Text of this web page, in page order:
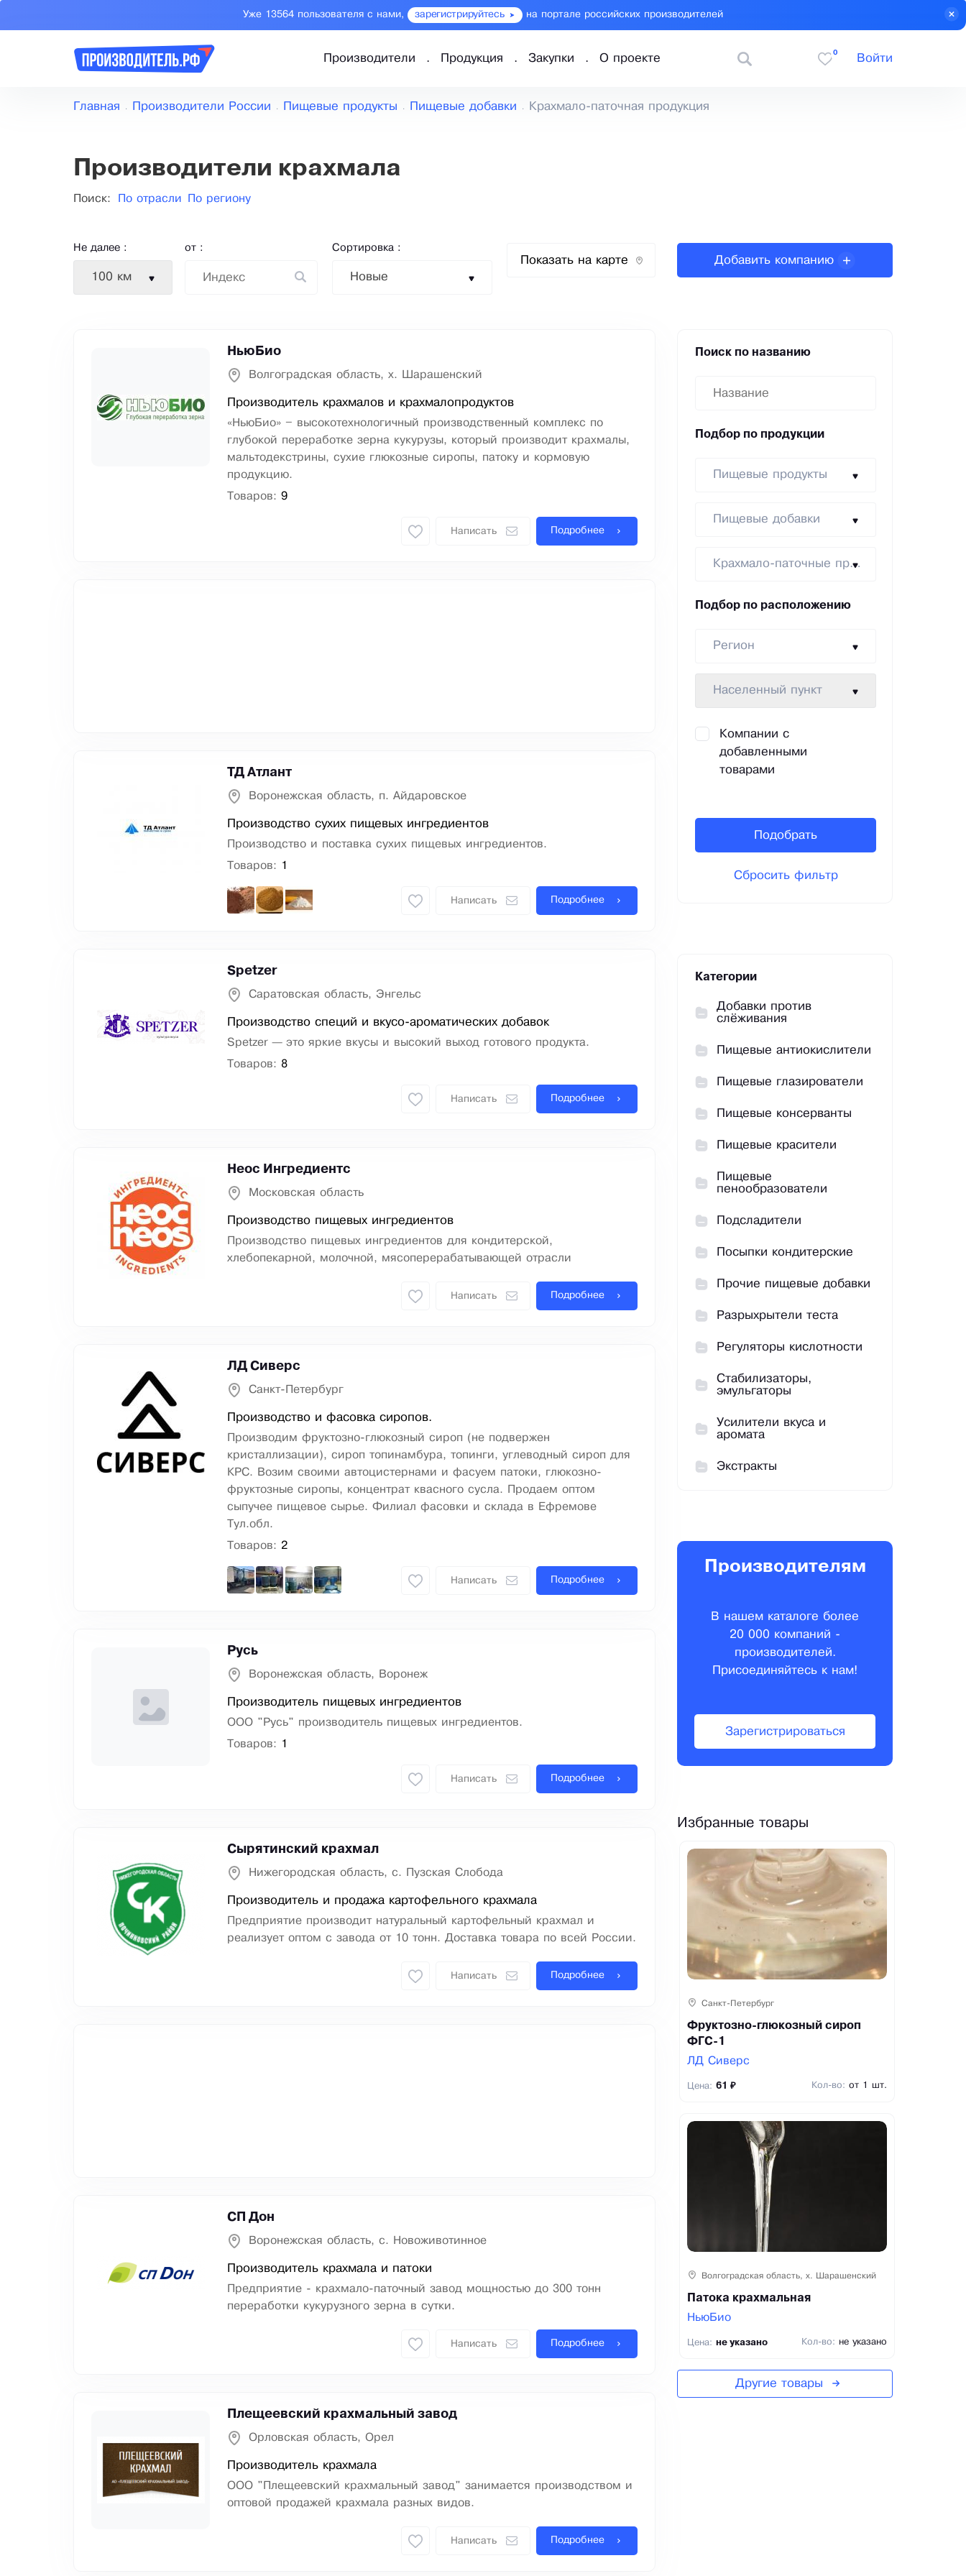
Уже 13564 пользователя с нами, зарегистрируйтесь на портале российских производителей
Производители Продукция Закупки О проекте
0
Войти
Главная Производители России Пищевые продукты Пищевые добавки Крахмало-паточная продукция
Производители крахмала
Поиск: По отрасли По региону
Не далее :
100 км
от : Сортировка :
Новые
Показать на карте Добавить компанию
НьюБио
Волгоградская область, х. Шарашенский
Производитель крахмалов и крахмалопродуктов
«НьюБио» – высокотехнологичный производственный комплекс по
глубокой переработке зерна кукурузы, который производит крахмалы,
мальтодекстрины, сухие глюкозные сиропы, патоку и кормовую
продукцию.
Товаров: 9
Написать Подробнее
ТД Атлант
Воронежская область, п. Айдаровское
Производство сухих пищевых ингредиентов
Производство и поставка сухих пищевых ингредиентов.
Товаров: 1
Написать Подробнее
Spetzer
Саратовская область, Энгельс
Производство специй и вкусо-ароматических добавок
Spetzer — это яркие вкусы и высокий выход готового продукта.
Товаров: 8
Написать Подробнее
Неос Ингредиентс
Московская область
Производство пищевых ингредиентов
Производство пищевых ингредиентов для кондитерской,
хлебопекарной, молочной, мясоперерабатывающей отрасли
Написать Подробнее
ЛД Сиверс
Санкт-Петербург
Производство и фасовка сиропов.
Производим фруктозно-глюкозный сироп (не подвержен
кристаллизации), сироп топинамбура, топинги, углеводный сироп для
КРС. Возим своими автоцистернами и фасуем патоки, глюкозно-
фруктозные сиропы, концентрат квасного сусла. Продаем оптом
сыпучее пищевое сырье. Филиал фасовки и склада в Ефремове
Тул.обл.
Товаров: 2
Написать Подробнее
Русь
Воронежская область, Воронеж
Производитель пищевых ингредиентов
ООО "Русь" производитель пищевых ингредиентов.
Товаров: 1
Написать Подробнее
Сырятинский крахмал
Нижегородская область, с. Пузская Слобода
Производитель и продажа картофельного крахмала
Предприятие производит натуральный картофельный крахмал и
реализует оптом с завода от 10 тонн. Доставка товара по всей России.
Написать Подробнее
СП Дон
Воронежская область, с. Новоживотинное
Производитель крахмала и патоки
Предприятие - крахмало-паточный завод мощностью до 300 тонн
переработки кукурузного зерна в сутки.
Написать Подробнее
Плещеевский крахмальный завод
Орловская область, Орел
Производитель крахмала
ООО "Плещеевский крахмальный завод" занимается производством и
оптовой продажей крахмала разных видов.
Написать Подробнее
Поиск по названию
Подбор по продукции
Пищевые продукты
Пищевые добавки
Крахмало-паточные продукты
Подбор по расположению
Регион
Населенный пункт
Компании с
добавленными
товарами
Подобрать
Сбросить фильтр
Категории
Добавки против
слёживания
Пищевые антиокислители
Пищевые глазирователи
Пищевые консерванты
Пищевые красители
Пищевые
пенообразователи
Подсладители
Посыпки кондитерские
Прочие пищевые добавки
Разрыхрытели теста
Регуляторы кислотности
Стабилизаторы,
эмульгаторы
Усилители вкуса и
аромата
Экстракты
Производителям
В нашем каталоге более
20 000 компаний -
производителей.
Присоединяйтесь к нам!
Зарегистрироваться
Избранные товары
Санкт-Петербург
Фруктозно-глюкозный сироп
ФГС-1
ЛД Сиверс
Кол-во: от 1 шт.
Цена: 61 ₽
Волгоградская область, х. Шарашенский
Патока крахмальная
НьюБио
Кол-во: не указано
Цена: не указано
Другие товары